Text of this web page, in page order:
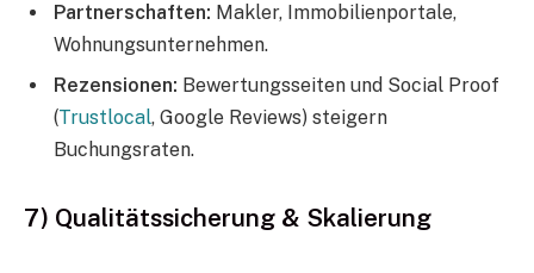
Partnerschaften: Makler, Immobilienportale,
Wohnungsunternehmen.
Rezensionen: Bewertungsseiten und Social Proof
(Trustlocal, Google Reviews) steigern
Buchungsraten.
7) Qualitätssicherung & Skalierung